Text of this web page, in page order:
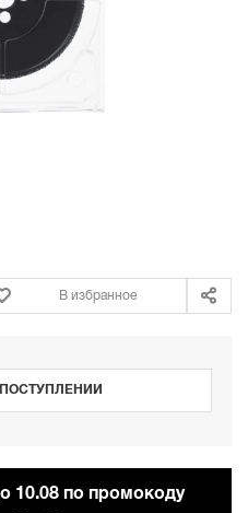
В избранное
10.08 по промокоду